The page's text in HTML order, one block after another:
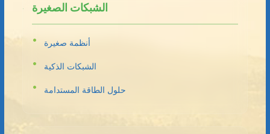
الشبكات الصغيرة
أنظمة صغيرة
الشبكات الذكية
حلول الطاقة المستدامة